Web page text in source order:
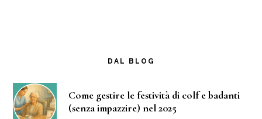
DAL BLOG
Come gestire le festività di colf e badanti
(senza impazzire) nel 2025